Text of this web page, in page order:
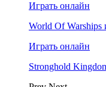
Играть онлайн
World Of Warships
Играть онлайн
Stronghold